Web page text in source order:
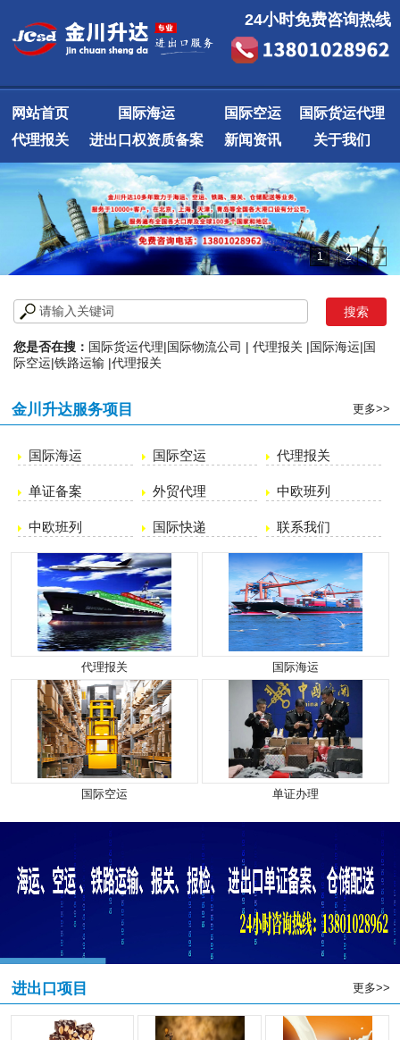
24小时免费咨询热线
网站首页 国际海运 国际空运
国际货运代理
代理报关
进出口权资质备案 新闻资讯 关于我们
1 2 3
您是否在搜： 国际货运代理|国际物流公司 | 代理报关 |国际海运|国
际空运|铁路运输 |代理报关
金川升达服务项目 更多>>
国际海运 国际空运 代理报关
单证备案 外贸代理 中欧班列
中欧班列 国际快递 联系我们
代理报关 国际海运
国际空运 单证办理
进出口项目 更多>>